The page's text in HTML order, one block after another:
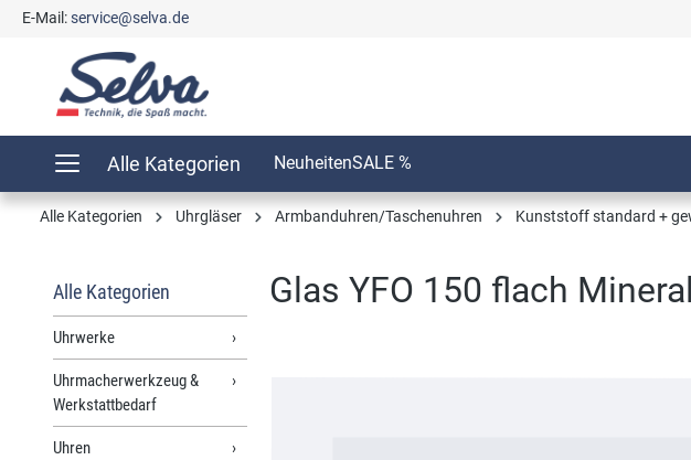
Zur Hauptnavigation springen
E-Mail:service@selva.de
Alle Kategorien NeuheitenSALE %
Alle Kategorien Uhrgläser Armbanduhren/Taschenuhren Kunststoff standard +
Alle Kategorien
Uhrwerke
Uhrmacherwerkzeug &
Werkstattbedarf
Uhren
Glas YFO 150 flach